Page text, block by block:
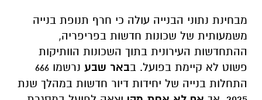
התחלות בנייה של יחידות דיור חדשות במהלך שנת
2025, אך
אף לא אחת מהןיצאה לפועל במסגרת
התחדשות עירונית.
תמונה עגומה זו חוזרת על עצמה בכל רחבי הדרום: